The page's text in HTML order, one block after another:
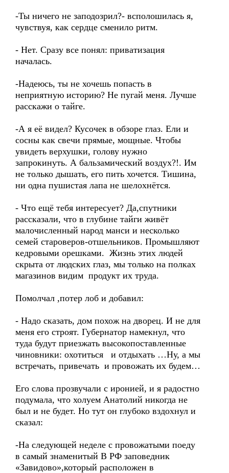
-Ты ничего не заподозрил?- всполошилась я,
чувствуя, как сердце сменило ритм.
- Нет. Сразу все понял: приватизация
началась.
-Надеюсь, ты не хочешь попасть в
неприятную историю? Не пугай меня. Лучше
расскажи о тайге.
-А я её видел? Кусочек в обзоре глаз. Ели и
сосны как свечи прямые, мощные. Чтобы
увидеть верхушки, голову нужно
запрокинуть. А бальзамический воздух?!. Им
не только дышать, его пить хочется. Тишина,
ни одна пушистая лапа не шелохнётся.
- Что ещё тебя интересует? Да,спутники
рассказали, что в глубине тайги живёт
малочисленный народ манси и несколько
семей староверов-отшельников. Промышляют
кедровыми орешками. Жизнь этих людей
скрыта от людских глаз, мы только на полках
магазинов видим продукт их труда.
Помолчал ,потер лоб и добавил:
- Надо сказать, дом похож на дворец. И не для
меня его строят. Губернатор намекнул, что
туда будут приезжать высокопоставленные
чиновники: охотиться и отдыхать …Ну, а мы
встречать, привечать и провожать их будем…
Его слова прозвучали с иронией, и я радостно
подумала, что холуем Анатолий никогда не
был и не будет. Но тут он глубоко вздохнул и
сказал:
-На следующей неделе с провожатыми поеду
в самый знаменитый В РФ заповедник
«Завидово»,который расположен в